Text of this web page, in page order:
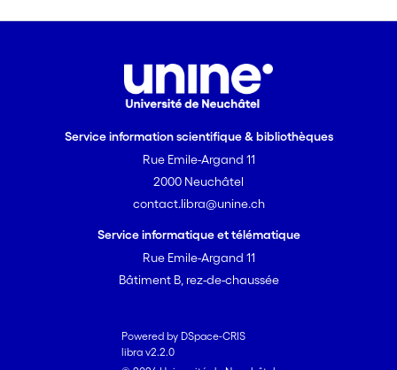
Service information scientifique & bibliothèques
Rue Emile-Argand 11
2000 Neuchâtel
contact.libra@unine.ch
Service informatique et télématique
Rue Emile-Argand 11
Bâtiment B, rez-de-chaussée
Powered by DSpace-CRIS
libra v2.2.0